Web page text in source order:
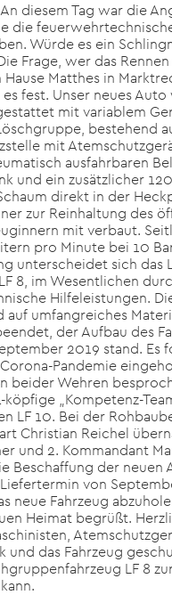
diesem Tag war die
die
Würde es ein
Frage, wer das
Matthes in
fest. Unser neues
mit variablem
bestehend
mit
ausfahrbaren
und ein zusätzlicher
direkt in der
zur Reinhaltung des
mit verbaut.
pro Minute bei 10
unterscheidet sich
8, im Wesentlichen
Hilfeleistungen.
auf umfangreiches
der Aufbau des
2019 stand.
Pandemie
beider Wehren
„Kompetenz-
LF 10. Bei der
Christian Reichel
und 2. Kommandant
Beschaffung der neuen
von
neue Fahrzeug
Heimat begrüßt.
und das Fahrzeug
LF 8